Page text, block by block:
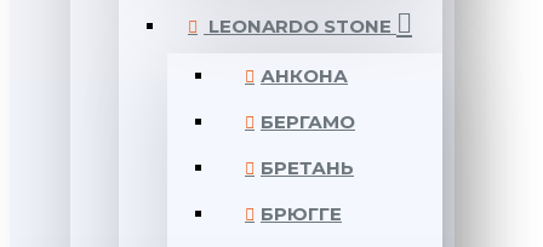
LEONARDO STONE
АНКОНА
БЕРГАМО
БРЕТАНЬ
БРЮГГЕ